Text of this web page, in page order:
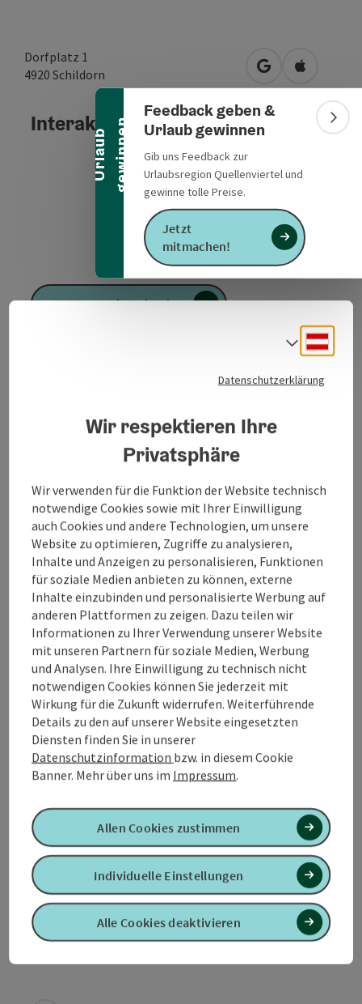
U
r
l
a
u
b
g
e
w
i
n
n
e n
Banner einklappen
Feedback geben &
Urlaub gewinnen
Gib uns Feedback zur
Urlaubsregion Quellenviertel und
gewinne tolle Preise.
Jetzt
mitmachen!
Dorfplatz 1
4920 Schildorn in Google Maps
in Apple
Wanderwegzentrum - Richtung Hangler Teiche -
Richtung Ebersau - Furtbauernberg, Kronawitten -
Rendlberg - Ebersau - retour über Kellerberg -
Wanderwegzentrum
Tour und Routeninformationen
Anreise/Lage
Eignung
Barrierefreiheit
Kontakt
Zustimmungserklärung
Interaktives Höhenprofil
GPS Daten downloaden
Datenschutzerklärung
Wir respektieren Ihre
Privatsphäre
Wir verwenden für die Funktion der Website technisch
notwendige Cookies sowie mit Ihrer Einwilligung
auch Cookies und andere Technologien, um unsere
Website zu optimieren, Zugriffe zu analysieren,
Inhalte und Anzeigen zu personalisieren, Funktionen
für soziale Medien anbieten zu können, externe
Inhalte einzubinden und personalisierte Werbung auf
anderen Plattformen zu zeigen. Dazu teilen wir
Informationen zu Ihrer Verwendung unserer Website
mit unseren Partnern für soziale Medien, Werbung
und Analysen. Ihre Einwilligung zu technisch nicht
notwendigen Cookies können Sie jederzeit mit
Wirkung für die Zukunft widerrufen. Weiterführende
Details zu den auf unserer Website eingesetzten
Diensten finden Sie in unserer
Datenschutzinformation bzw. in diesem Cookie
Banner. Mehr über uns im Impressum.
Alle Cookies deaktivieren
Individuelle Einstellungen
Allen Cookies zustimmen